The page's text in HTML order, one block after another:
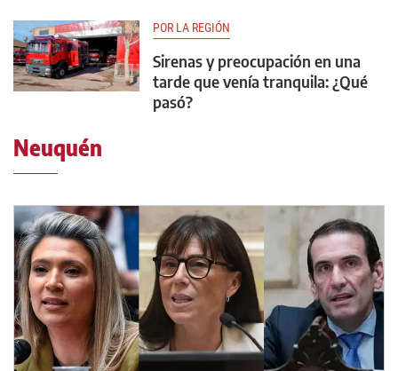
POR LA REGIÓN
Sirenas y preocupación en una
tarde que venía tranquila: ¿Qué
pasó?
Neuquén